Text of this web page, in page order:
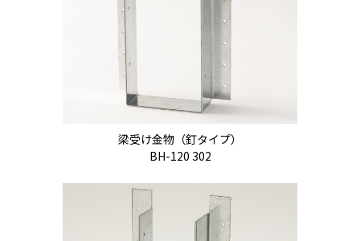
梁受け金物（釘タイプ）
BH-120 302